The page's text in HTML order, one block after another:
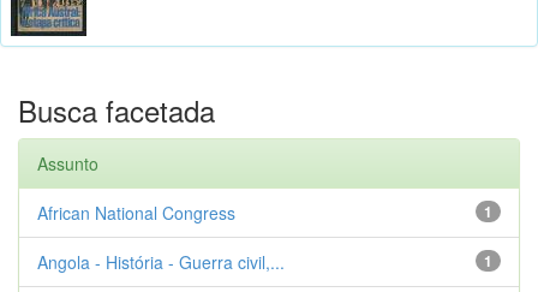
Busca facetada
Assunto
1
African National Congress
1
Angola - História - Guerra civil,...